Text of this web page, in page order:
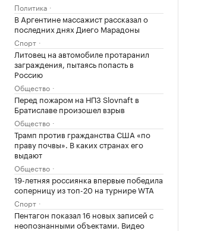
Политика
В Аргентине массажист рассказал о
последних днях Диего Марадоны
Спорт
Литовец на автомобиле протаранил
заграждения, пытаясь попасть в
Россию
Общество
Перед пожаром на НПЗ Slovnaft в
Братиславе произошел взрыв
Общество
Трамп против гражданства США «по
праву почвы». В каких странах его
выдают
Общество
19-летняя россиянка впервые победила
соперницу из топ-20 на турнире WTA
Спорт
Пентагон показал 16 новых записей с
неопознанными объектами. Видео